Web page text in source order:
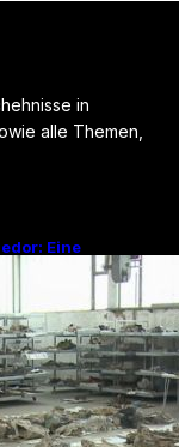
in
alle Themen,
Eine